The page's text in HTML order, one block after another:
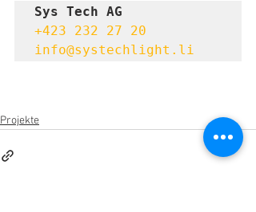
Sys Tech AG
+423 232 27 20
info@systechlight.li
Projekte